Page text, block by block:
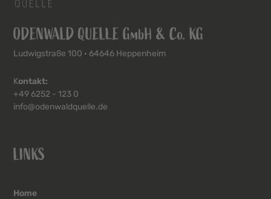
ODENWALD QUELLE GmbH & Co. KG
Ludwigstraße 100 · 64646 Heppenheim
Kontakt:
+49 6252 - 123 0
info@odenwaldquelle.de
LINKS
Home